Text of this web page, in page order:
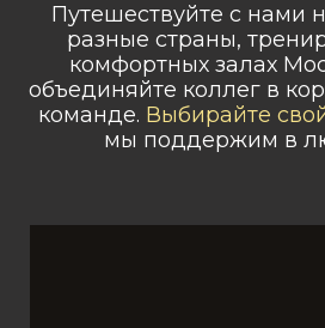
Путешествуйте с нами
разные страны,
комфортных залах
объединяйте коллег в
команде. Выбирайте
мы поддержим в